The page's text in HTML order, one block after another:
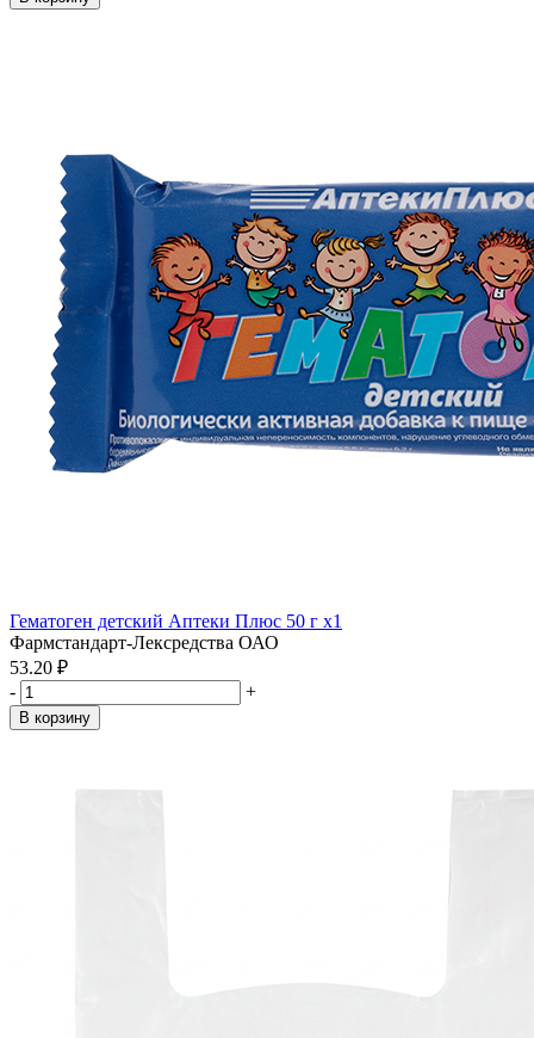
Гематоген детский Аптеки Плюс 50 г x1
Фармстандарт-Лексредства ОАО
53.20 ₽
-
+
В корзину